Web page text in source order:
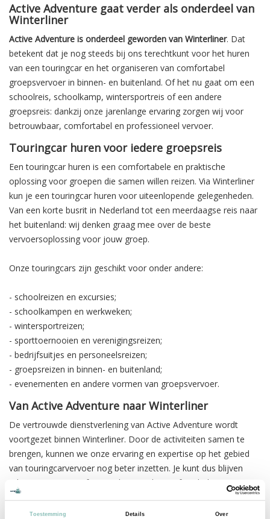
Toestemming Details Over
Active Adventure gaat verder als onderdeel van
Winterliner
Active Adventure is onderdeel geworden van Winterliner. Dat
betekent dat je nog steeds bij ons terechtkunt voor het huren
van een touringcar en het organiseren van comfortabel
groepsvervoer in binnen- en buitenland. Of het nu gaat om een
schoolreis, schoolkamp, wintersportreis of een andere
groepsreis: dankzij onze jarenlange ervaring zorgen wij voor
betrouwbaar, comfortabel en professioneel vervoer.
Touringcar huren voor iedere groepsreis
Een touringcar huren is een comfortabele en praktische
oplossing voor groepen die samen willen reizen. Via Winterliner
kun je een touringcar huren voor uiteenlopende gelegenheden.
Van een korte busrit in Nederland tot een meerdaagse reis naar
het buitenland: wij denken graag mee over de beste
vervoersoplossing voor jouw groep.
Onze touringcars zijn geschikt voor onder andere:
- schoolreizen en excursies;
- schoolkampen en werkweken;
- wintersportreizen;
- sporttoernooien en verenigingsreizen;
- bedrijfsuitjes en personeelsreizen;
- groepsreizen in binnen- en buitenland;
- evenementen en andere vormen van groepsvervoer.
Van Active Adventure naar Winterliner
De vertrouwde dienstverlening van Active Adventure wordt
voortgezet binnen Winterliner. Door de activiteiten samen te
brengen, kunnen we onze ervaring en expertise op het gebied
van touringcarvervoer nog beter inzetten. Je kunt dus blijven
rekenen op een professionele aanpak, comfortabele touringcars
en ervaren chauffeurs.